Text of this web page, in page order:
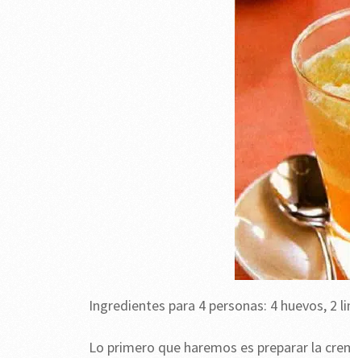
Ingredientes para 4 personas: 4 huevos, 2
Lo primero que haremos es preparar la